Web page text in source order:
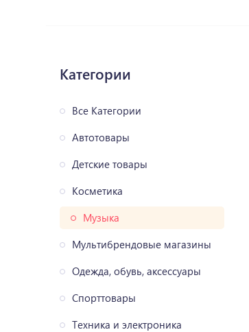
Категории
Все Категории
Автотовары
Детские товары
Косметика
Музыка
Мультибрендовые магазины
Одежда, обувь, аксессуары
Спорттовары
Техника и электроника